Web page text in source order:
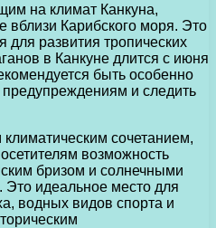
на климат Канкуна,
вблизи Карибского моря. Это
для развития тропических
в Канкуне длится с июня
быть особенно
и следить
сочетанием,
возможность
бризом и солнечными
идеальное место для
водных видов спорта и